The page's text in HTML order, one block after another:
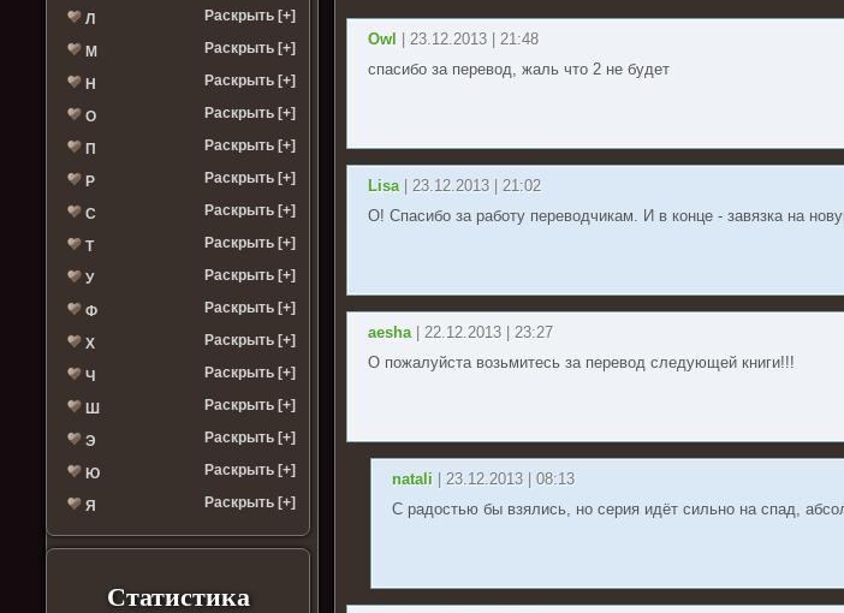
Л Раскрыть [+]
М Раскрыть [+]
Н Раскрыть [+]
О Раскрыть [+]
П Раскрыть [+]
Р Раскрыть [+]
С Раскрыть [+]
Т Раскрыть [+]
У Раскрыть [+]
Ф Раскрыть [+]
Х Раскрыть [+]
Ч Раскрыть [+]
Ш Раскрыть [+]
Э Раскрыть [+]
Ю Раскрыть [+]
Я Раскрыть [+]
Статистика
Owl | 23.12.2013 | 21:48
спасибо за перевод, жаль что 2 не будет
Lisa | 23.12.2013 | 21:02
О! Спасибо за работу переводчикам. И в конце - завязка на
aesha | 22.12.2013 | 23:27
О пожалуйста возьмитесь за перевод следующей книги!!!
natali | 23.12.2013 | 08:13
С радостью бы взялись, но серия идёт сильно на спад,